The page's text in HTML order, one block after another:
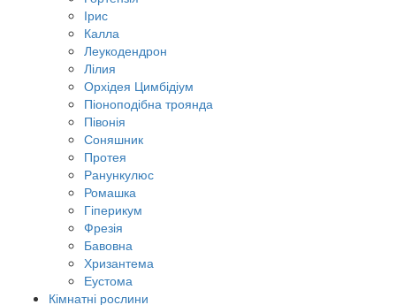
Ірис
Калла
Леукодендрон
Лілия
Орхідея Цимбідіум
Піоноподібна троянда
Півонія
Соняшник
Протея
Ранункулюс
Ромашка
Гіперикум
Фрезія
Бавовна
Хризантема
Еустома
Кімнатні рослини